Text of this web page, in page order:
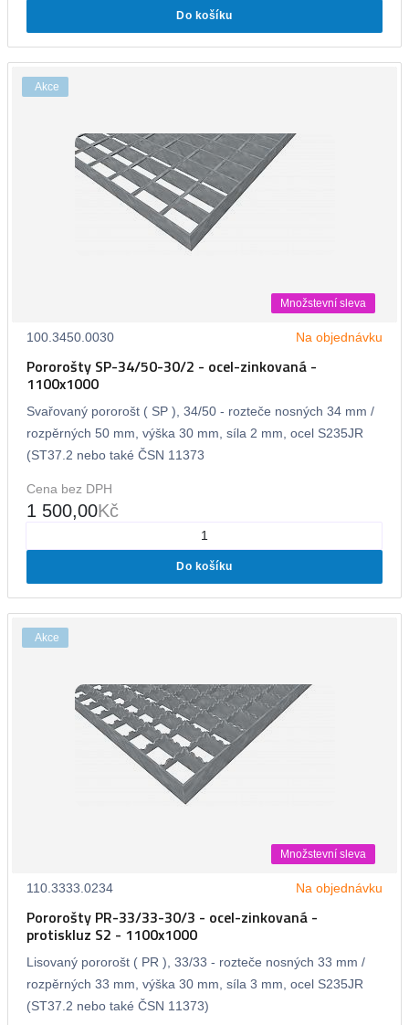
Do košíku
Akce
Množstevní sleva
100.3450.0030 Na objednávku
Pororošty SP-34/50-30/2 - ocel-zinkovaná -
1100x1000
Svařovaný pororošt ( SP ), 34/50 - rozteče nosných 34 mm /
rozpěrných 50 mm, výška 30 mm, síla 2 mm, ocel S235JR
(ST37.2 nebo také ČSN 11373
Cena bez DPH
1 500,00Kč
Do košíku
Akce
Množstevní sleva
110.3333.0234 Na objednávku
Pororošty PR-33/33-30/3 - ocel-zinkovaná -
protiskluz S2 - 1100x1000
Lisovaný pororošt ( PR ), 33/33 - rozteče nosných 33 mm /
rozpěrných 33 mm, výška 30 mm, síla 3 mm, ocel S235JR
(ST37.2 nebo také ČSN 11373)